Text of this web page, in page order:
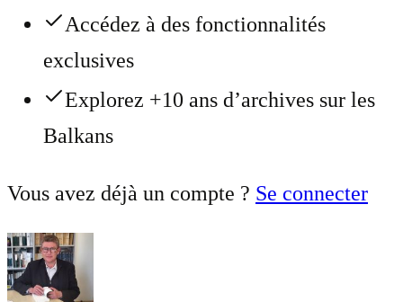
Accédez à des fonctionnalités
exclusives
Explorez +10 ans d’archives sur les
Balkans
Vous avez déjà un compte ? Se connecter